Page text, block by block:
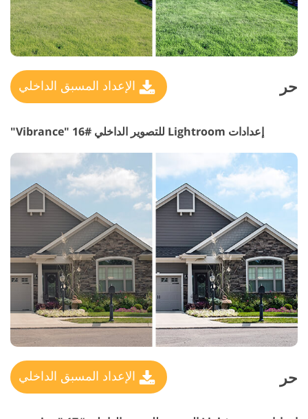
حر الإعداد المسبق الداخلي
إعدادات Lightroom للتصوير الداخلي #16 "Vibrance"
حر الإعداد المسبق الداخلي